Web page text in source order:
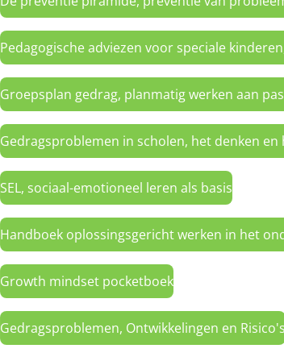
Pedagogische adviezen voor speciale
Groepsplan gedrag, planmatig werken aan
Gedragsproblemen in scholen, het denken
SEL, sociaal-emotioneel leren als basis
Handboek oplossingsgericht werken in het
Growth mindset pocketboek
Gedragsproblemen, Ontwikkelingen en Risico's